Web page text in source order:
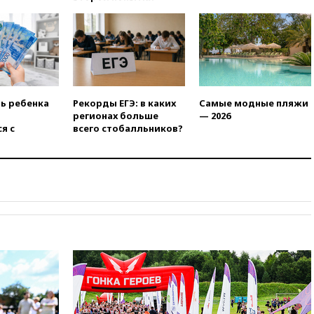
Верховный суд снять «Яблоко»
с выборов
13:11
Путин обсудил с
президентом ОАЭ ситуацию в
Персидском заливе и на
Украине
13:09
Суд обязал москвичку
выселить из квартиры
крокодила, лису и других
рекордных показателей
12:30 Российские войска
взяли под контроль село
Анискино в Харьковской
ребенка
с
Рекорды ЕГЭ: в каких
регионах больше
всего стобалльников?
Самые модные пляжи
— 2026